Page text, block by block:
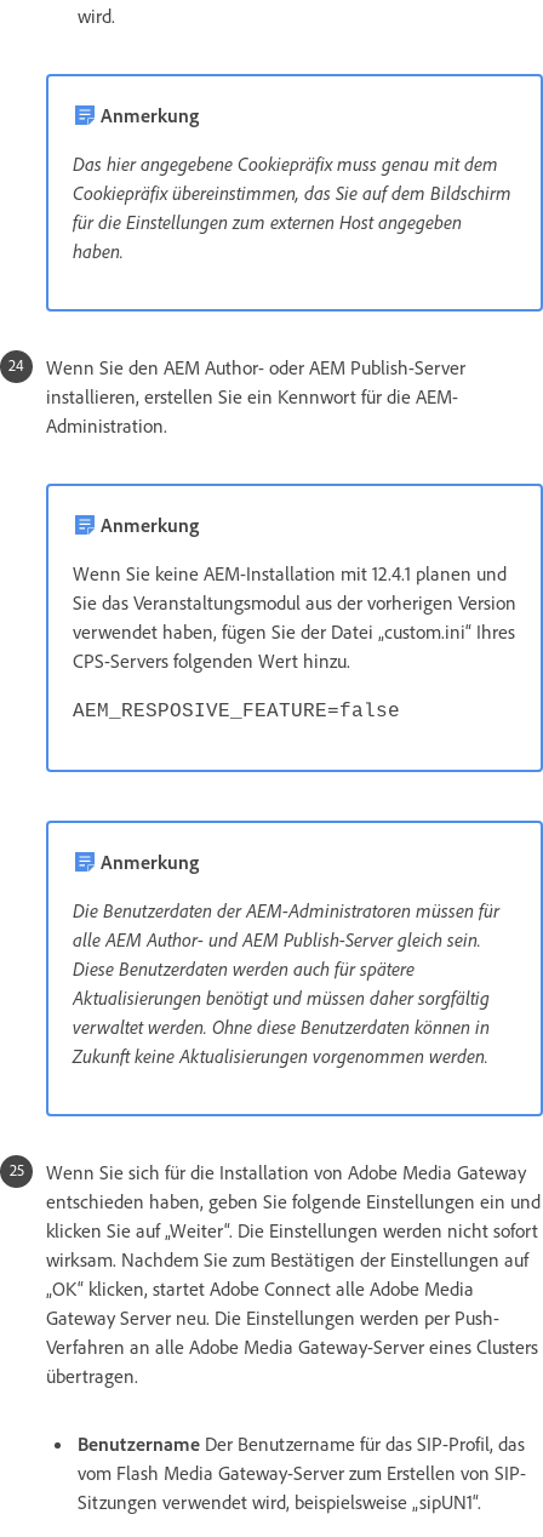
wird.
Anmerkung
Das hier angegebene Cookiepräfix muss genau mit dem
Cookiepräfix übereinstimmen, das Sie auf dem Bildschirm
für die Einstellungen zum externen Host angegeben
haben.
Wenn Sie den AEM Author- oder AEM Publish-Server
installieren, erstellen Sie ein Kennwort für die AEM-
Administration.
Anmerkung
Wenn Sie keine AEM-Installation mit 12.4.1 planen und
Sie das Veranstaltungsmodul aus der vorherigen Version
verwendet haben, fügen Sie der Datei „custom.ini“ Ihres
CPS-Servers folgenden Wert hinzu.
AEM_RESPOSIVE_FEATURE=false
Anmerkung
Die Benutzerdaten der AEM-Administratoren müssen für
alle AEM Author- und AEM Publish-Server gleich sein.
Diese Benutzerdaten werden auch für spätere
Aktualisierungen benötigt und müssen daher sorgfältig
verwaltet werden. Ohne diese Benutzerdaten können in
Zukunft keine Aktualisierungen vorgenommen werden.
Wenn Sie sich für die Installation von Adobe Media Gateway
entschieden haben, geben Sie folgende Einstellungen ein und
klicken Sie auf „Weiter“. Die Einstellungen werden nicht sofort
wirksam. Nachdem Sie zum Bestätigen der Einstellungen auf
„OK“ klicken, startet Adobe Connect alle Adobe Media
Gateway Server neu. Die Einstellungen werden per Push-
Verfahren an alle Adobe Media Gateway-Server eines Clusters
übertragen.
Benutzername Der Benutzername für das SIP-Profil, das
vom Flash Media Gateway-Server zum Erstellen von SIP-
Sitzungen verwendet wird, beispielsweise „sipUN1“.